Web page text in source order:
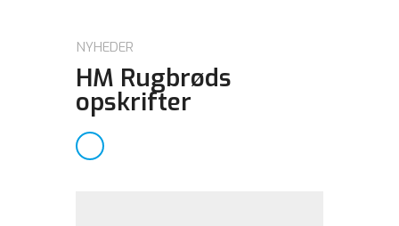
NYHEDER
HM Rugbrøds
opskrifter